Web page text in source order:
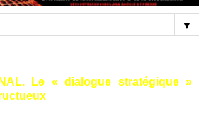
▼
Le « dialogue stratégique »